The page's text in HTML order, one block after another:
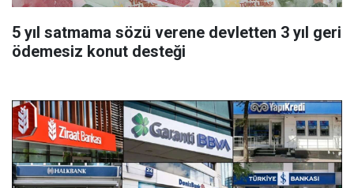
5 yıl satmama sözü verene devletten 3 yıl geri
ödemesiz konut desteği